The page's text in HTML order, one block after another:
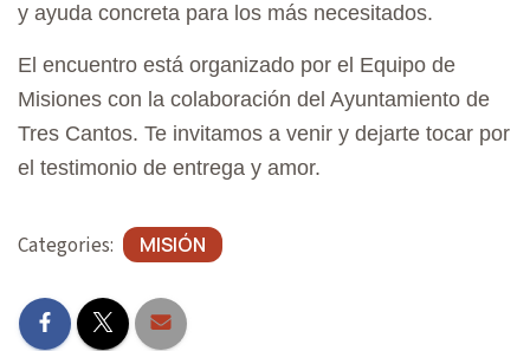
y ayuda concreta para los más necesitados.
El encuentro está organizado por el Equipo de
Misiones con la colaboración del Ayuntamiento de
Tres Cantos. Te invitamos a venir y dejarte tocar por
el testimonio de entrega y amor.
Categories: MISIÓN